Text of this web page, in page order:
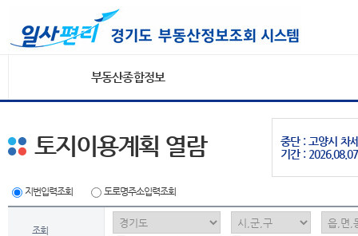
부동산종합정보
중단 : 고양시 차
기간 :
토지이용계획 열람
지번입력조회 도로명주소입력조회
조회